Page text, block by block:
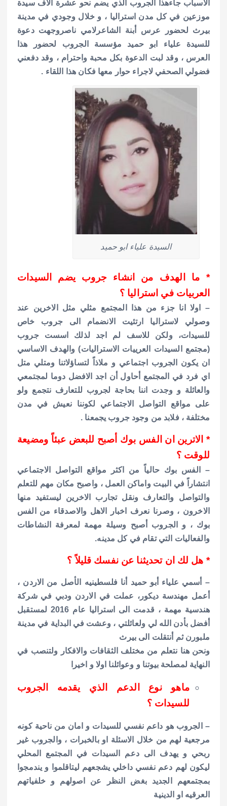
الاسباب جاءهذا الجروب الذي يضم نحو عشرة الاف سيدة
موزعين في كل مدن استراليا ، و خلال وجودي في مدينة
بيرث لحضور عرس أبنة الشاعرلامي ناصروجهت دعوة
للسيدة علياء ابو حميد مؤسسة الجروب لحضور هذا
العرس ، وقد لبت الدعوة بكل محبة واحترام ، وقد دفعني
فضولي الصحفي لاجراء حوار معها فكان هذا اللقاء .
السيدة علياء ابو حميد
* ما الهدف من انشاء جروب يضم السيدات
العربيات في استراليا ؟
– اولا انا جزء من هذا المجتمع مثلي مثل الاخرين عند
وصولي لاستراليا ارتئيت الانضمام الى جروب خاص
للسيدات، ولكن للاسف لم اجد لذلك اسست جروب
(مجتمع السيدات العرييات الاستراليات) والهدف الاساسي
ان يكون الجروب اجتماعي و ملاذاً لتساؤلاتنا ومتلي متل
اي فرد في المجتمع أحاول أن اجد الافضل دوما لمجتمعي
والعائلة و وجدت اننا بحاجة لجروب للتعارف نتجمع ولو
على مواقع التواصل الاجتماعي لكوننا نعيش في مدن
مختلفة ، فلابد من وجود جروب يجمعنا .
* الاترين ان الفس بوك أصبح للبعض عبئاً ومضيعة
للوقت ؟
– الفس بوك حالياً من اكثر مواقع التواصل الاجتماعي
انتشاراً في البيت واماكن العمل ، واصبح مكان مهم للتعلم
والتواصل والتعارف ونقل تجارب الاخرين ليستفيد منها
الاخرون ، وصرنا نعرف اخبار الاهل والاصدقاء من الفس
بوك ، و الجروب أصبح وسيلة مهمة لمعرفة النشاطات
والفعاليات التي تقام في كل مدينه.
* هل لك ان تحديثنا عن نفسك قليلاً ؟
– أسمي علياء أبو حميد أنا فلسطينيه الأصل من الاردن ،
أعمل مهندسة ديكور، عملت في الاردن ودبي في شركة
هندسية مهمة ، قدمت الى استراليا عام 2016 لمستقبل
أفضل بأدن الله لي ولعائلتي ، وعشت في البداية في مدينة
ملبورن ثم أنتقلت الى بيرث
ونحن هنا نتعلم من مختلف الثقافات والافكار ولتنصب في
النهاية لمصلحة بيوتنا و وعوائلنا اولا و اخيرا
ماهو نوع الدعم الذي يقدمه الجروب
للسيدات ؟
– الجروب هو داعم نفسي للسيدات و امان من ناحية كونه
مرجعية لهم من خلال الاسئلة او بالخبرات ، والجروب غير
ربحي و يهدف الى دعم السيدات في المجتمع المحلي
ليكون لهم دعم نفسي داخلي يشجعهم ليتاقلموا و يندمجوا
بمجتمعهم الجديد بغض النظر عن اصولهم و خلفياتهم
العرقيه او الدينية